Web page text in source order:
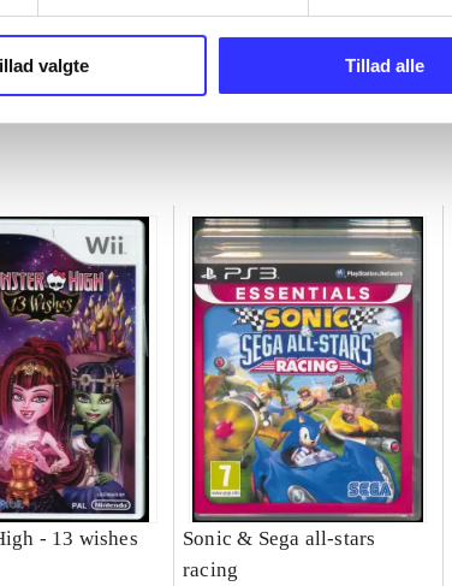
valgte Tillad alle
- 13 wishes
Sonic & Sega all-stars
racing